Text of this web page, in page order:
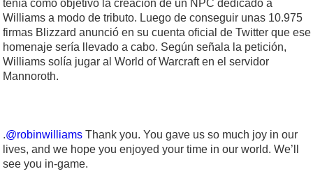
tenía como objetivo la creación de un NPC dedicado a
Williams a modo de tributo. Luego de conseguir unas 10.975
firmas Blizzard anunció en su cuenta oficial de Twitter que ese
homenaje sería llevado a cabo. Según señala la petición,
Williams solía jugar al World of Warcraft en el servidor
Mannoroth.
.@robinwilliams Thank you. You gave us so much joy in our
lives, and we hope you enjoyed your time in our world. We’ll
see you in-game.